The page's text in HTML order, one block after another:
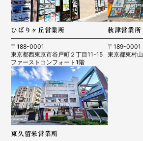
ひばりヶ丘営業所
〒188-0001
東京都西東京市谷戸町２丁目11-15
ファーストコンフォート1階
秋津営業所
〒189-0001
東京都東村
東久留米営業所